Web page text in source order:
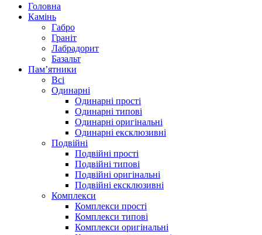
Головна
Камiнь
Габро
Гранiт
Лабрадорит
Базальт
Пам’ятники
Всі
Одинарнi
Одинарні прості
Одинарні типові
Одинарні оригінальні
Одинарні ексклюзивні
Подвiйнi
Подвійні прості
Подвійні типові
Подвійні оригінальні
Подвійні ексклюзивні
Комплекси
Комплекси прості
Комплекси типові
Комплекси оригінальні